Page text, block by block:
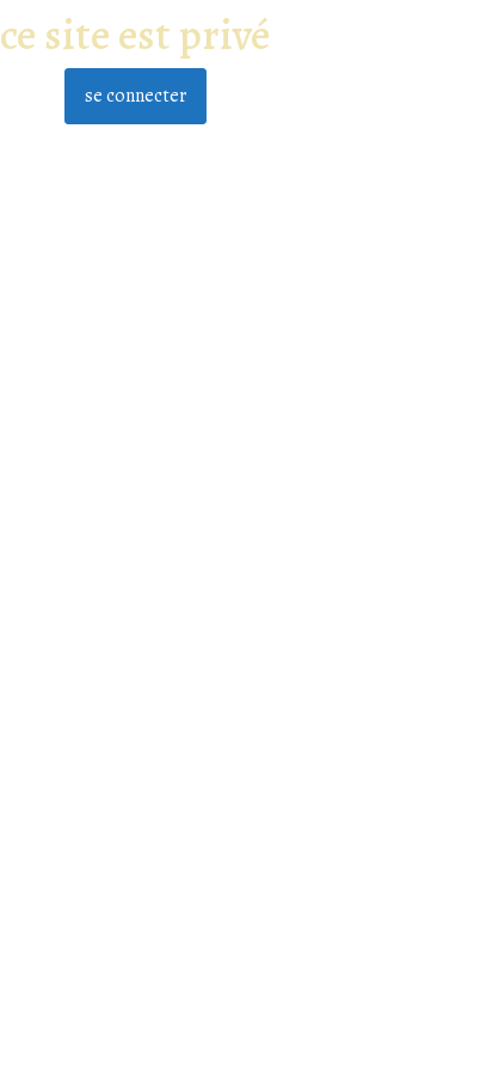
ce site est privé
se connecter